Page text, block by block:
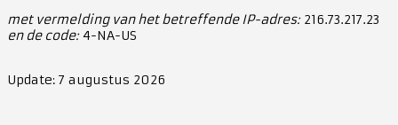
met vermelding van het betreffende IP-adres:216.73.217.23
en de code:4-NA-US
Update: 7 augustus 2026